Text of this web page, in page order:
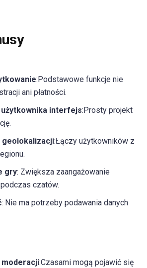
:Podstawowe funkcje nie
ani płatności.
użytkownika interfejs:Prosty projekt
geolokalizacji:Łączy użytkowników z
gry: Zwiększa zaangażowanie
czatów.
: Nie ma potrzeby podawania danych
moderacji:Czasami mogą pojawić się